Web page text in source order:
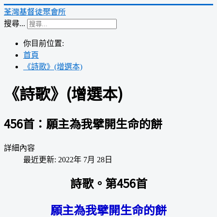
荃灣基督徒聚會所
搜尋...
你目前位置:
首頁
《詩歌》(增選本)
《詩歌》(增選本)
456首：願主為我擘開生命的餅
詳細內容
最近更新: 2022年 7月 28日
詩歌。第456首
願主為我擘開生命的餅